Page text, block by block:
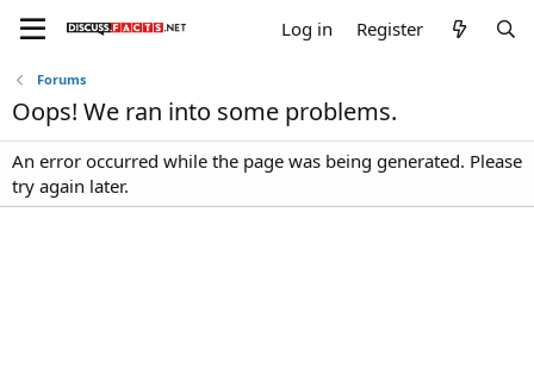
Log in Register
Forums
Oops! We ran into some problems.
An error occurred while the page was being generated. Please
try again later.